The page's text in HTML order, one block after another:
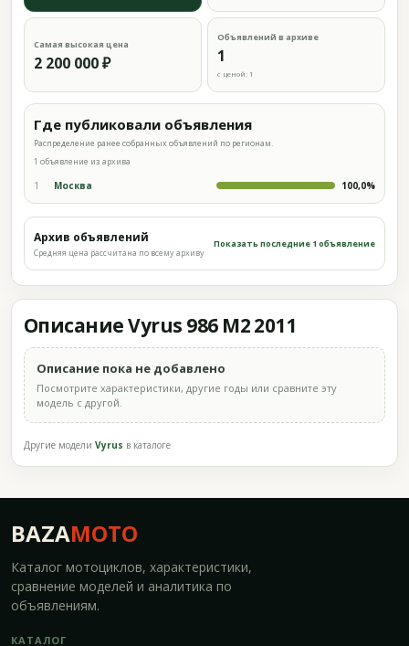
Самая высокая цена
2 200 000 ₽
Объявлений в архиве
1
с ценой: 1
Где публиковали объявления
Распределение ранее собранных объявлений по регионам.
1 объявление из архива
1 Москва 100,0%
Архив объявлений
Средняя цена рассчитана по всему архиву
Показать последние 1 объявление
Описание Vyrus 986 M2 2011
Описание пока не добавлено
Посмотрите характеристики, другие годы или сравните эту
модель с другой.
Другие модели Vyrus в каталоге
BAZAMOTO
Каталог мотоциклов, характеристики,
сравнение моделей и аналитика по
объявлениям.
КАТАЛОГ